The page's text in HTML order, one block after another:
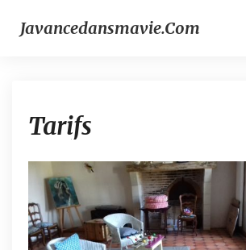
Javancedansmavie.com
i
f
s
Tarifs